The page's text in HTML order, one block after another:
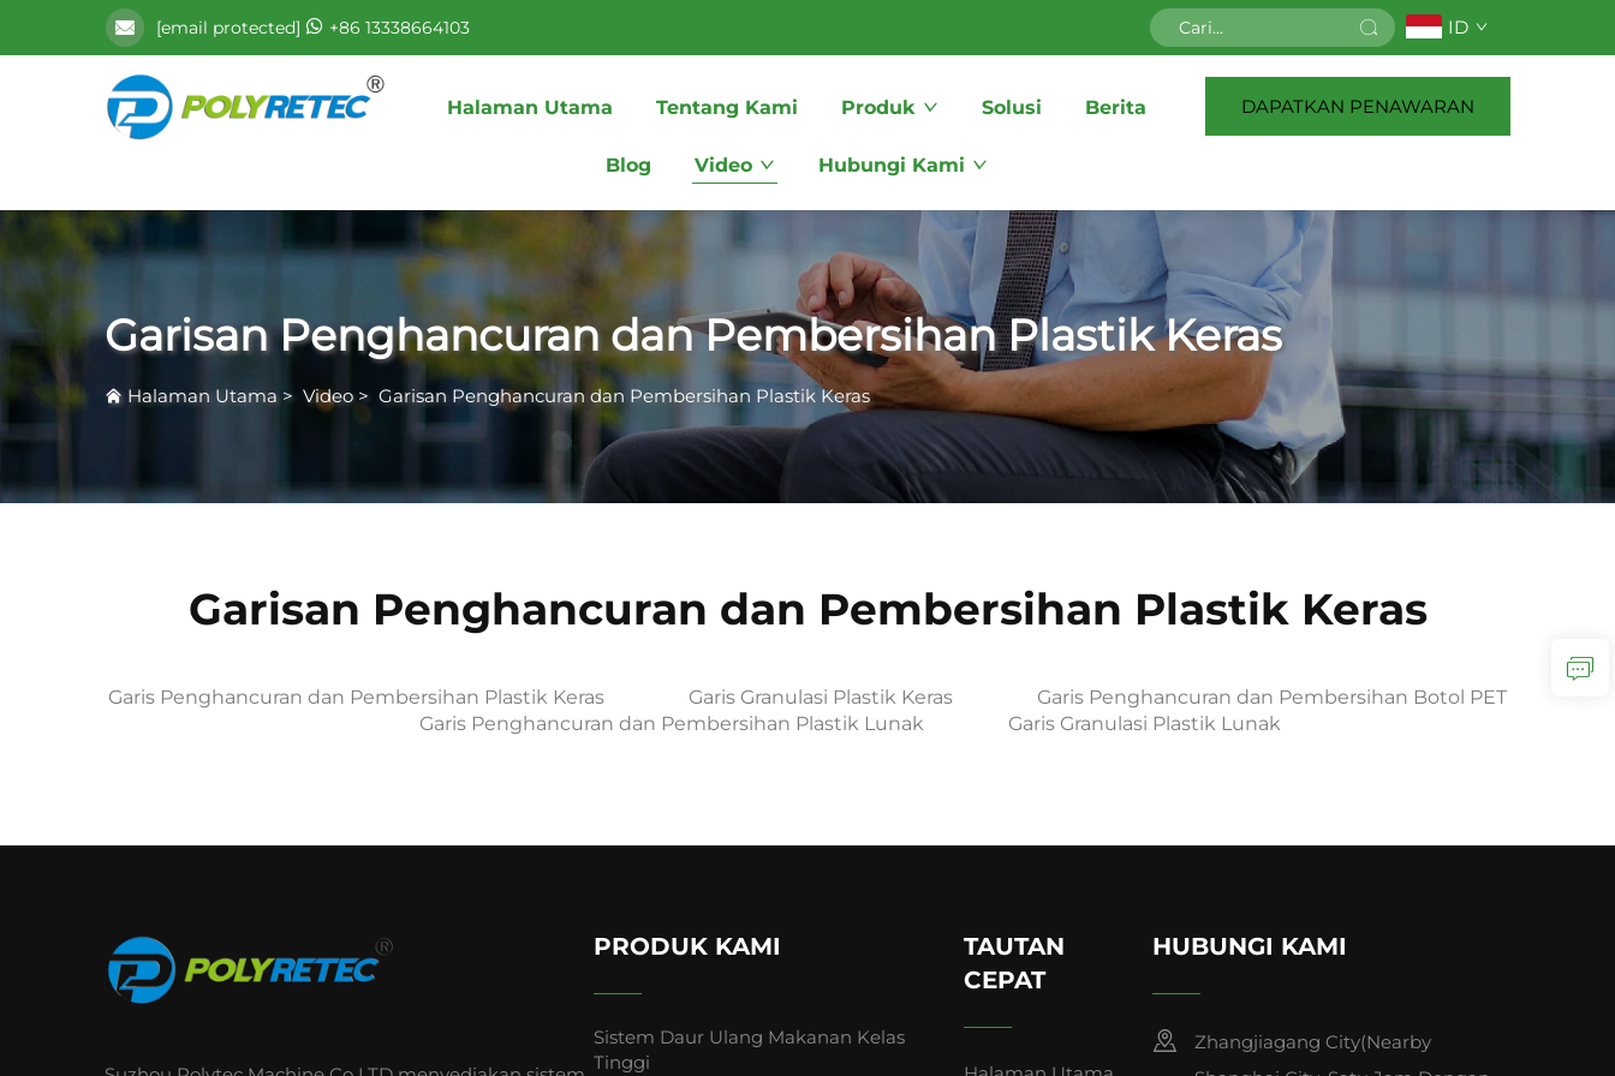
[email protected] +86 13338664103 ID
Halaman Utama Tentang Kami Produk Solusi Berita
Blog Video Hubungi Kami
DAPATKAN PENAWARAN
Garisan Penghancuran dan Pembersihan Plastik Keras
Halaman Utama > Video > Garisan Penghancuran dan Pembersihan Plastik Keras
Garisan Penghancuran dan Pembersihan Plastik Keras
Garis Penghancuran dan Pembersihan Plastik Keras Garis Granulasi Plastik Keras
Garis Penghancuran dan Pembersihan Botol PET
Garis Penghancuran dan Pembersihan Plastik Lunak
Garis Granulasi Plastik Lunak
PRODUK KAMI
Sistem Daur Ulang Makanan Kelas
Tinggi
TAUTAN
CEPAT
HUBUNGI KAMI
Zhangjiagang City(Nearby